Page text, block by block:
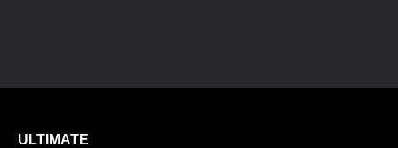
ULTIMATE